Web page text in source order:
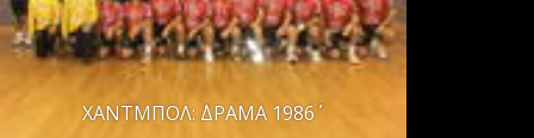
ΧΑΝΤΜΠΟΛ: ΄΄ΔΡΑΜΑ 1986΄΄